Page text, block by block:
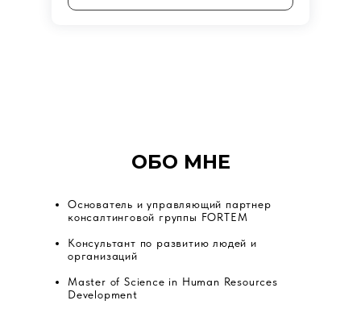
ОБО МНЕ
Основатель и управляющий партнер
консалтинговой группы FORTEM
Консультант по развитию людей и
организаций
Master of Science in Human Resources
Development